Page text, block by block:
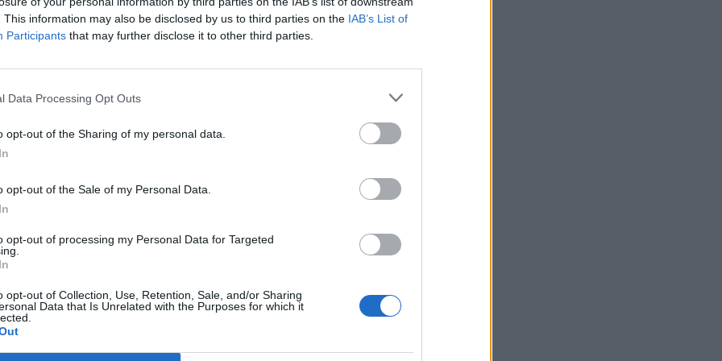
This information may also be disclosed by us to third parties on the IAB’s List of
Participants that may further disclose it to other third parties.
Data Processing Opt Outs
opt-out of the Sharing of my personal data.
opt-out of the Sale of my Personal Data.
opt-out of processing my Personal Data for Targeted
opt-out of Collection, Use, Retention, Sale, and/or Sharing
Data that Is Unrelated with the Purposes for which it
án lesz az új Apple-show Az október 16-ai rendezvénnyel kapcsolatban nem árult
Az időzítés nem meglepő, hiszen októberben szokta az Apple bemutatni az új
vásárlási szezonra is fel tud így...
portfolio.hu hírarchívumához tartozik, melynek olvasása előfizetéses
cikkarchívum
elmúlt 2 év napon belüli
Előfizetés